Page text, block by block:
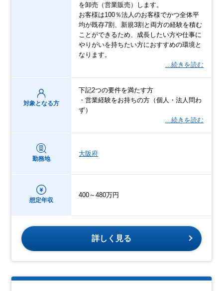
を卸売（営業販売）します。
お客様は100％法人のお客様でかつ全体平
均が既存7割、新規3割と両方の経験を積む
ことができるため、成長したい方や仕事に
やりがいを持ちたい方におすすめの環境と
なります。
…続きを読む
対象となる方
下記2つの要件を満たす方
・営業経験をお持ちの方（個人・法人問わ
ず）
…続きを読む
勤務地
大阪府
想定年収
400～480万円
詳しく見る